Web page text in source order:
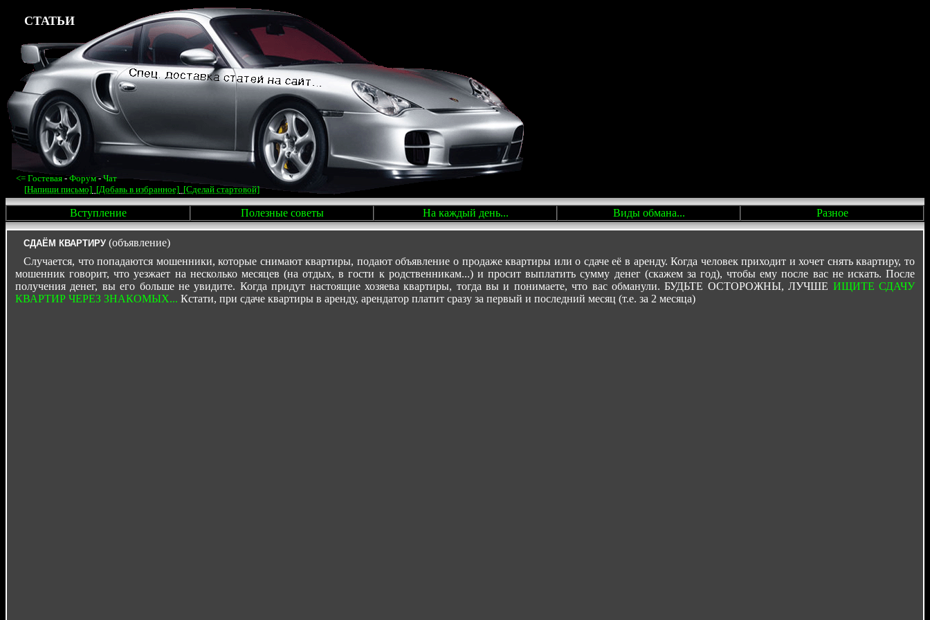
СТАТЬИ
<= Гостевая -Форум-Чат
[Напиши письмо] [Добавь в избранное] [Сделай стартовой]
Вступление Полезные советы На каждый день... Виды обмана... Разное
СДАЁМ КВАРТИРУ (объявление)
Случается, что попадаются мошенники, которые снимают квартиры, подают объявление о продаже квартиры или о сдаче её в аренду. Когда человек приходит и хочет снять квартиру, то
мошенник говорит, что уезжает на несколько месяцев (на отдых, в гости к родственникам...) и просит выплатить сумму денег (скажем за год), чтобы ему после вас не искать. После
получения денег, вы его больше не увидите. Когда придут настоящие хозяева квартиры, тогда вы и понимаете, что вас обманули. БУДЬТЕ ОСТОРОЖНЫ, ЛУЧШЕ ИЩИТЕ СДАЧУ
КВАРТИР ЧЕРЕЗ ЗНАКОМЫХ... Кстати, при сдаче квартиры в аренду, арендатор платит сразу за первый и последний месяц (т.е. за 2 месяца)